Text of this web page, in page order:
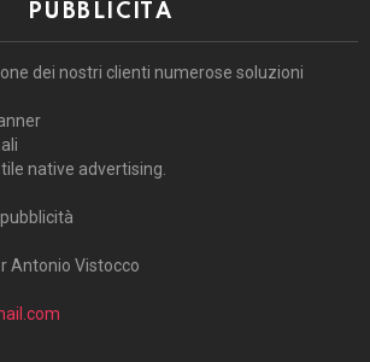
PUBBLICITÀ
dei nostri clienti numerose soluzioni
native advertising.
Antonio Vistocco